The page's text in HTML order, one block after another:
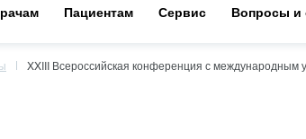
Пациентам Сервис Вопросы и
XXIII Всероссийская конференция с международным